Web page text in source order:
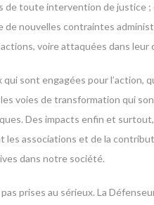
toute intervention de justice
de nouvelles contraintes
voire attaquées dans leur
sont engagées pour
voies de transformation qui
Des impacts enfin et
associations et de la
dans notre société.
prises au sérieux. La